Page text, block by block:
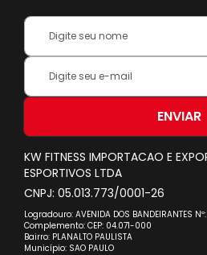
Your
Name:
Inscreva-
na
Newsletter:
ENVIAR
KW FITNESS IMPORTACAO E
ESPORTIVOS LTDA
CNPJ: 05.013.773/0001-26
Logradouro: AVENIDA DOS BANDEIRANTES
Complemento: CEP: 04.071-000
Bairro: PLANALTO PAULISTA
Município: SAO PAULO